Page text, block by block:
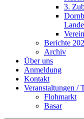
3.
Berichte
Archiv
Über uns
Anmeldung
Kontakt
Veranstaltungen /
Flohmarkt
Basar